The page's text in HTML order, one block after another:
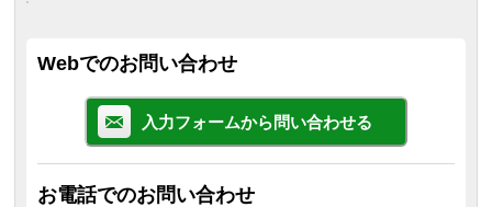
Webでのお問い合わせ
入力フォームから問い合わせる
お電話でのお問い合わせ